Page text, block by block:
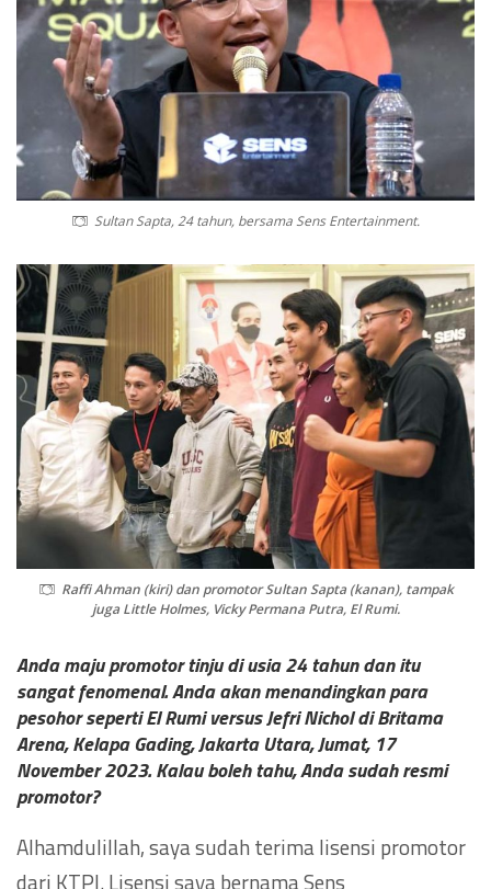
Sultan Sapta, 24 tahun, bersama Sens Entertainment.
Raffi Ahman (kiri) dan promotor Sultan Sapta (kanan), tampak
juga Little Holmes, Vicky Permana Putra, El Rumi.
Anda maju promotor tinju di usia 24 tahun dan itu
sangat fenomenal. Anda akan menandingkan para
pesohor seperti El Rumi versus Jefri Nichol di Britama
Arena, Kelapa Gading, Jakarta Utara, Jumat, 17
November 2023. Kalau boleh tahu, Anda sudah resmi
promotor?
Alhamdulillah, saya sudah terima lisensi promotor
dari KTPI. Lisensi saya bernama Sens